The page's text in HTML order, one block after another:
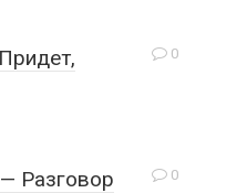
0
0
Разговор